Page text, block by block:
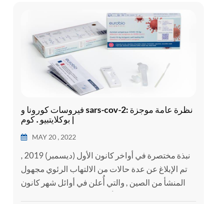
فيروسات كورونا و sars-cov-2: نظرة عامة موجزة
| بوكلايتبيو . كوم
MAY 20 , 2022
نبذة مختصرة في أواخر كانون الأول (ديسمبر) 2019 ,
تم الإبلاغ عن عدة حالات من الالتهاب الرئوي مجهول
المنشأ من الصين , والتي أُعلن في أوائل شهر كانون